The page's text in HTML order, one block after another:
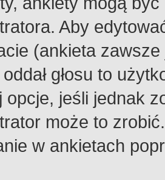
Aby
(ankieta
głosu to
opcje, jeśli jednak
może to
w ankietach